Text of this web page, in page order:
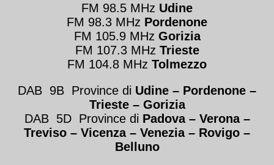
FM 98.5 MHz Udine
FM 98.3 MHz Pordenone
FM 105.9 MHz Gorizia
FM 107.3 MHz Trieste
FM 104.8 MHz Tolmezzo
DAB 9B Province di Udine – Pordenone –
Trieste – Gorizia
DAB 5D Province di Padova – Verona –
Treviso – Vicenza – Venezia – Rovigo –
Belluno